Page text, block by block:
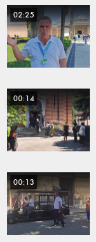
02:25
00:14
00:13